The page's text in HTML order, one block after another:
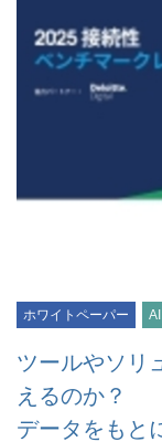
ホワイトペーパー AI
ツールやソリ
えるのか？
データをもと